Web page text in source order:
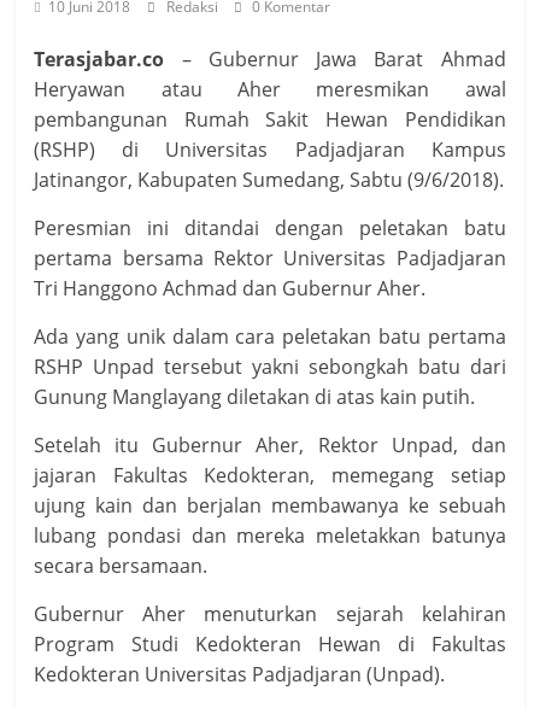
10 Juni 2018 Redaksi 0 Komentar
Terasjabar.co – Gubernur Jawa Barat Ahmad
Heryawan atau Aher meresmikan awal
pembangunan Rumah Sakit Hewan Pendidikan
(RSHP) di Universitas Padjadjaran Kampus
Jatinangor, Kabupaten Sumedang, Sabtu (9/6/2018).
Peresmian ini ditandai dengan peletakan batu
pertama bersama Rektor Universitas Padjadjaran
Tri Hanggono Achmad dan Gubernur Aher.
Ada yang unik dalam cara peletakan batu pertama
RSHP Unpad tersebut yakni sebongkah batu dari
Gunung Manglayang diletakan di atas kain putih.
Setelah itu Gubernur Aher, Rektor Unpad, dan
jajaran Fakultas Kedokteran, memegang setiap
ujung kain dan berjalan membawanya ke sebuah
lubang pondasi dan mereka meletakkan batunya
secara bersamaan.
Gubernur Aher menuturkan sejarah kelahiran
Program Studi Kedokteran Hewan di Fakultas
Kedokteran Universitas Padjadjaran (Unpad).